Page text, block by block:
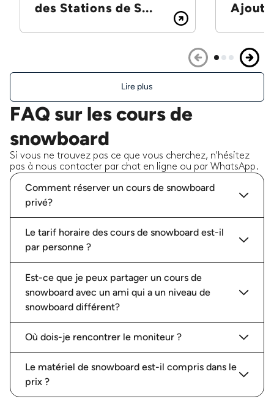
des Stations de S...
Lire plus
FAQ sur les cours de
snowboard
Si vous ne trouvez pas ce que vous cherchez, n'hésitez
pas à nous contacter par chat en ligne ou par WhatsApp.
Comment réserver un cours de snowboard
privé?
Le tarif horaire des cours de snowboard est-il
par personne ?
Est-ce que je peux partager un cours de
snowboard avec un ami qui a un niveau de
snowboard différent?
Où dois-je rencontrer le moniteur ?
Le matériel de snowboard est-il compris dans le
prix ?